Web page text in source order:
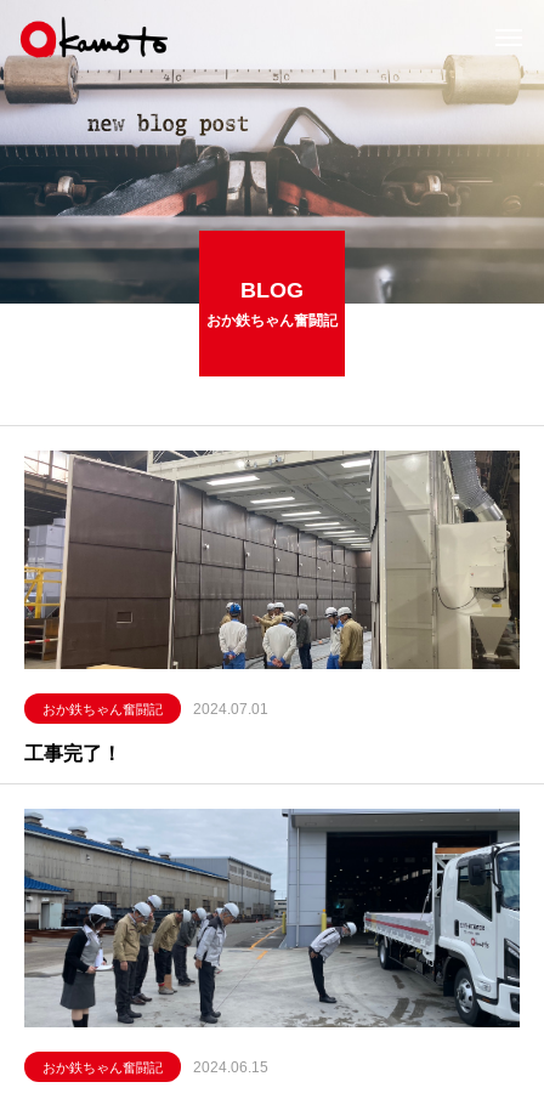
BLOG
おか鉄ちゃん奮闘記
おか鉄ちゃん奮闘記 2024.07.01
工事完了！
おか鉄ちゃん奮闘記 2024.06.15